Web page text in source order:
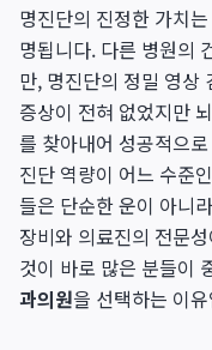
명진단의 진정한 가치
명됩니다. 다른 병원의
만, 명진단의 정밀 영상
증상이 전혀 없었지만
를 찾아내어 성공적으
진단 역량이 어느 수준
들은 단순한 운이 아니
장비와 의료진의 전문
것이 바로 많은 분들이
과의원을 선택하는 이